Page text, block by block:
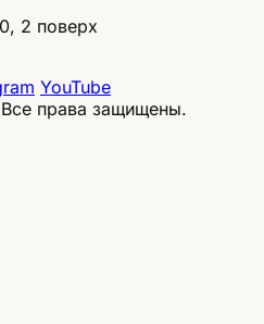
2 поверх
YouTube
права защищены.